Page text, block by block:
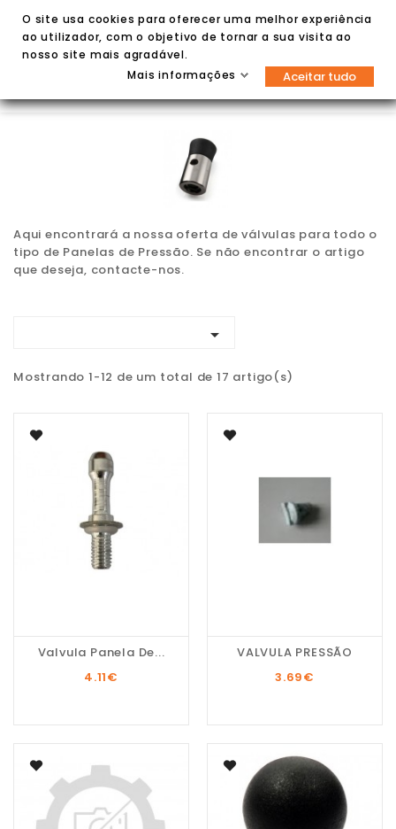

Aqui encontrará a nossa oferta de válvulas para todo o
tipo de Panelas de Pressão. Se não encontrar o artigo
que deseja, contacte-nos.

Mostrando 1-12 de um total de 17 artigo(s)
Valvula Panela De...
4.11€
VALVULA PRESSÃO
3.69€
O site usa cookies para oferecer uma melhor experiência
ao utilizador, com o objetivo de tornar a sua visita ao
nosso site mais agradável.
Mais informações
Aceitar tudo